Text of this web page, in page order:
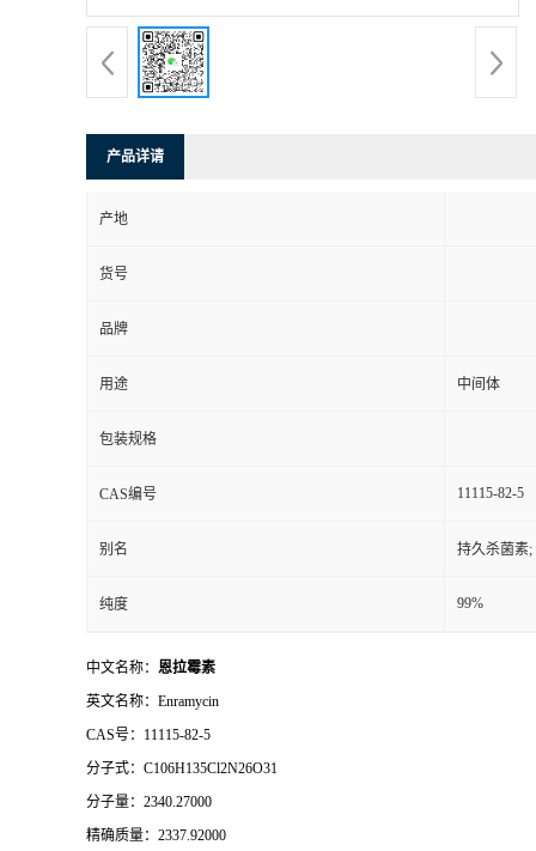
产品详请
产地
货号
品牌
用途 中间体
包装规格
CAS编号 11115-82-5
别名 持久杀菌素
纯度 99%
中文名称： 恩拉霉素
英文名称：Enramycin
CAS号：11115-82-5
分子式：C106H135Cl2N26O31
分子量：2340.27000
精确质量：2337.92000